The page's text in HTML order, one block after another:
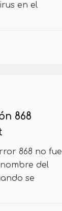
en el
868
868 no fue
del
se